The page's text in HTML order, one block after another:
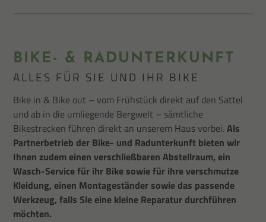
BIKE- & RADUNTERKUNFT
ALLES FÜR SIE UND IHR BIKE
Bike in & Bike out – vom Frühstück direkt auf den Sattel
und ab in die umliegende Bergwelt – sämtliche
Bikestrecken führen direkt an unserem Haus vorbei.Als
Partnerbetrieb der Bike- und Radunterkunft bieten wir
Ihnen zudem einen verschließbaren Abstellraum, ein
Wasch-Service für ihr Bike sowie für ihre verschmutze
Kleidung, einen Montageständer sowie das passende
Werkzeug, falls Sie eine kleine Reparatur durchführen
möchten.